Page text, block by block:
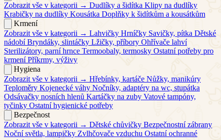
Zobrazit vše v kategorii → Dudlíky a šidítka Klipy na dudlíky
Krabičky na dudlíky Kousátka Doplňky k šidítkům a kousátkům
Krmení
Zobrazit vše v kategorii → Lahvičky Hrníčky Savičky, pítka Dětské
nádobí Bryndáky, slintáčky Lžičky, příbory Ohřívače lahví
Sterilizátory, parní hrnce Termoobaly, termosky Ostatní potřeby pro
krmení Příkrmy, výživy
Hygiena
Zobrazit vše v kategorii → Hřebínky, kartáče Nůžky, manikúry
Teploměry Kojenecké váhy Nočníky, adaptéry na wc, stupátka
Odsávačky nosních hlenů Kartáčky na zuby Vatové tampóny,
tyčinky Ostatní hygienické potřeby
Bezpečnost
Zobrazit vše v kategorii → Dětské chůvičky Bezpečnostní zábrany
Noční světla, lampičky Zvlhčovače vzduchu Ostatní ochranné